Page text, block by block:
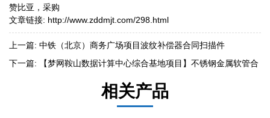
赞比亚 ， 采购
文章链接: http://www.zddmjt.com/298.html
上一篇: 中铁（北京）商务广场项目波纹补偿器合同扫描件
下一篇:
【梦网鞍山数据计算中心综合基地项目】不锈钢金属软管合
相关产品